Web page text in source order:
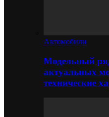
Автомобили
Модельный
актуальных
технические